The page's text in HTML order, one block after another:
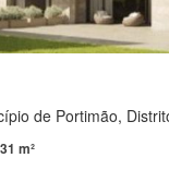
de Portimão,
m²